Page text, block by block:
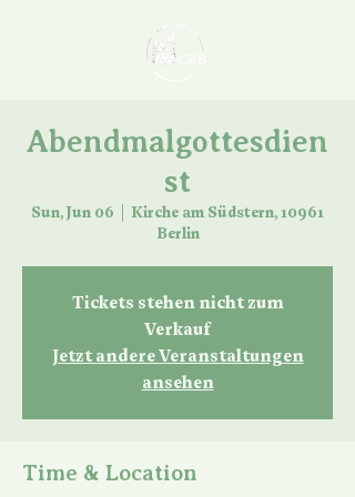
Abendmalgottesdien
st
Sun, Jun 06
Kirche am Südstern, 10961
Berlin
Tickets stehen nicht zum
Verkauf
Jetzt andere Veranstaltungen
ansehen
Time & Location